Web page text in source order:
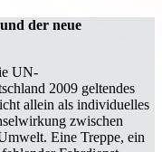
der neue
UN-
2009 geltendes
allein als individuelles
zwischen
Eine Treppe, ein